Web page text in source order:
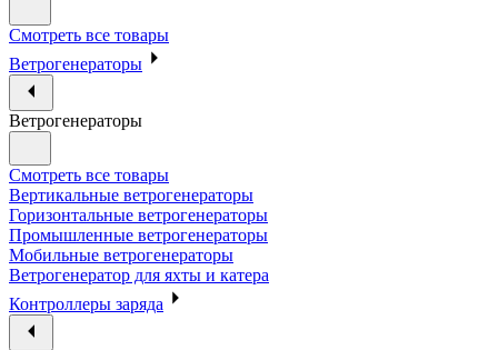
Смотреть все товары
Ветрогенераторы
Ветрогенераторы
Смотреть все товары
Вертикальные ветрогенераторы
Горизонтальные ветрогенераторы
Промышленные ветрогенераторы
Мобильные ветрогенераторы
Ветрогенератор для яхты и катера
Контроллеры заряда